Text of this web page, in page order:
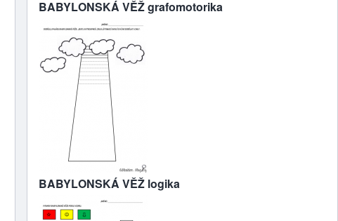
BABYLONSKÁ VĚŽ grafomotorika
BABYLONSKÁ VĚŽ logika